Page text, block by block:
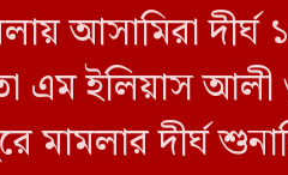
আসামিরা
এম ইলিয়াস আলী
মামলার দীর্ঘ